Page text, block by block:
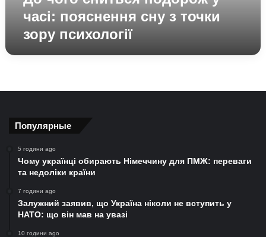
психології
часі: пояснення сну з точки
зору психології
Популярные
5 години ago
Чому українці обирають Німеччину для ПМЖ: переваги
та недоліки країни
7 години ago
Залужний заявив, що Україна ніколи не вступить у
НАТО: що він мав на увазі
10 години ago